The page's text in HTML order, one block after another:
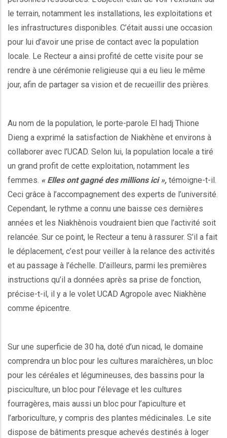
le terrain, notamment les installations, les exploitations et
les infrastructures disponibles. C’était aussi une occasion
pour lui d’avoir une prise de contact avec la population
locale. Le Recteur a ainsi profité de cette visite pour se
rendre à une cérémonie religieuse qui a eu lieu le même
jour, afin de partager sa vision et de recueillir des prières.
Au nom de la population, le porte-parole El hadj Thione
Dieng a exprimé la satisfaction de Niakhène et environs à
collaborer avec l’UCAD. Selon lui, la population locale a tiré
un grand profit de cette exploitation, notamment les
femmes. « Elles ont gagné des millions ici », témoigne-t-il.
Ceci grâce à l’accompagnement des experts de l’université.
Cependant, le rythme a connu une baisse ces dernières
années et les Niakhènois voudraient bien que l’activité soit
relancée. Sur ce point, le Recteur a tenu à rassurer. S’il a fait
le déplacement, c’est pour veiller à la relance des activités
et au passage à l’échelle. D’ailleurs, parmi les premières
instructions qu’il a données après sa prise de fonction,
précise-t-il, il y a le volet UCAD Agropole avec Niakhène
comme épicentre.
Sur une superficie de 30 ha, doté d’un nicad, le domaine
comprendra un bloc pour les cultures maraîchères, un bloc
pour les céréales et légumineuses, des bassins pour la
pisciculture, un bloc pour l’élevage et les cultures
fourragères, mais aussi un bloc pour l’apiculture et
l’arboriculture, y compris des plantes médicinales. Le site
dispose de bâtiments presque achevés destinés à loger